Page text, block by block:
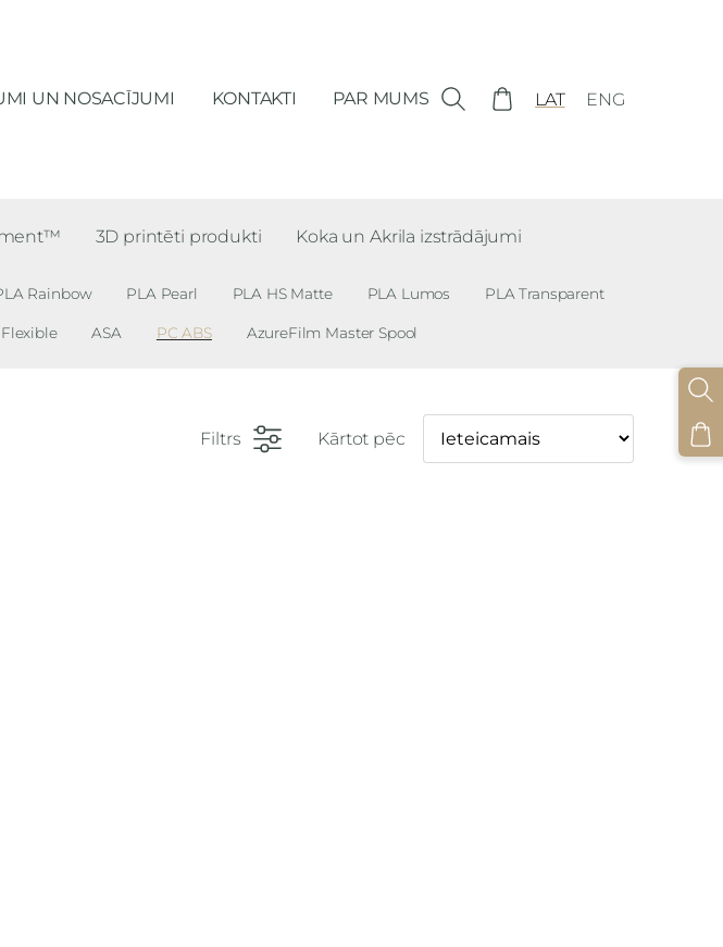
UN NOSACĪJUMI KONTAKTI PAR MUMS LAT ENG
3D printēti produkti Koka un Akrila izstrādājumi
Rainbow PLA Pearl PLA HS Matte PLA Lumos PLA Transparent
Flexible ASA PC ABS AzureFilm Master Spool
Filtrs Kārtot pēc